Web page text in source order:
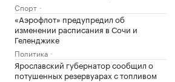
Спорт
«Аэрофлот» предупредил об
изменении расписания в Сочи и
Геленджике
Политика
Ярославский губернатор сообщил о
потушенных резервуарах с топливом